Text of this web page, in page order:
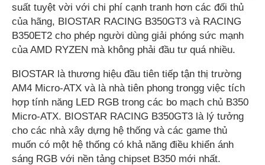
suất tuyệt vời với chi phí cạnh tranh hơn các đối thủ
của hãng, BIOSTAR RACING B350GT3 và RACING
B350ET2 cho phép người dùng giải phóng sức mạnh
của AMD RYZEN mà không phải đầu tư quá nhiều.
BIOSTAR là thương hiệu đầu tiên tiếp tận thị trường
AM4 Micro-ATX và là nhà tiên phong trongg việc tích
hợp tính năng LED RGB trong các bo mạch chủ B350
Micro-ATX. BIOSTAR RACING B350GT3 là lý tưởng
cho các nhà xây dựng hệ thống và các game thủ
muốn có một hệ thống có khả năng điều khiển ánh
sáng RGB với nền tảng chipset B350 mới nhất.